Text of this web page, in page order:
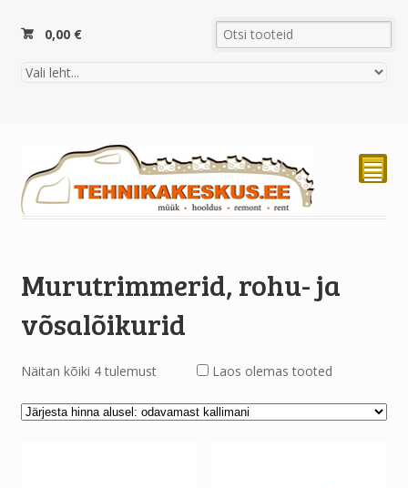
0,00 €
²
Murutrimmerid, rohu- ja
võsalõikurid
Näitan kõiki 4 tulemust Laos olemas tooted